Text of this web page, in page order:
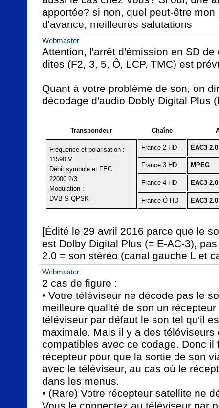
apportée? si non, quel peut-être
d'avance, meilleures salutations
Webmaster
Attention, l'arrêt d'émission en SD
dites (F2, 3, 5, Ô, LCP, TMC) est
Quant à votre problème de son, on
décodage d'audio Dobly Digital Plus
Transpondeur Chaîne
Fréquence et polarisation :
11590 V
Débit symbole et FEC :
22000 2/3
Modulation :
DVB-S QPSK
France 2 HD EAC3 2.0
France 3 HD MPEG
France 4 HD EAC3 2.0
France Ô HD EAC3 2.0
[Édité le 29 avril 2016 parce que le
est Dolby Digital Plus (= E-AC-3),
2.0 = son stéréo (canal gauche L et
Webmaster
2 cas de figure :
• Votre téléviseur ne décode pas le
meilleure qualité de son un
téléviseur par défaut le son tel qu'il
maximale. Mais il y a des téléviseurs
compatibles avec ce codage. Donc il
récepteur pour que la sortie de son
avec le téléviseur, au cas où le
dans les menus.
• (Rare) Votre récepteur satellite ne
Vous le connectez au téléviseur par